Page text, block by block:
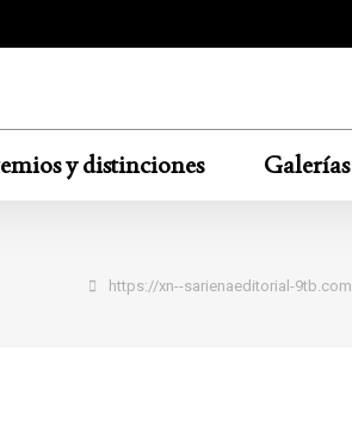
y distinciones Galerías
https://xn--sarienaeditorial-